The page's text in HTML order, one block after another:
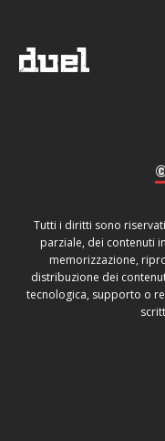
Tutti i diritti sono
parziale, dei contenuti
memorizzazione,
distribuzione dei
tecnologica, supporto o